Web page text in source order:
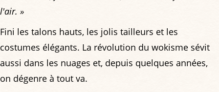
l'air. »
Fini les talons hauts, les jolis tailleurs et les
costumes élégants. La révolution du wokisme sévit
aussi dans les nuages et, depuis quelques années,
on dégenre à tout va.